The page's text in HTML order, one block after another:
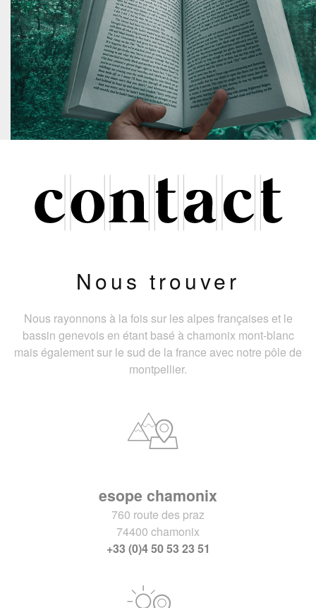
Nous trouver
Nous rayonnons à la fois sur les alpes françaises et le
bassin genevois en étant basé à chamonix mont-blanc
mais également sur le sud de la france avec notre pôle de
montpellier.
esope chamonix
760 route des praz
74400 chamonix
+33 (0)4 50 53 23 51